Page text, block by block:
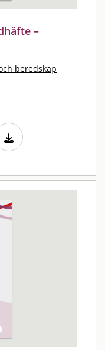
–
beredskap